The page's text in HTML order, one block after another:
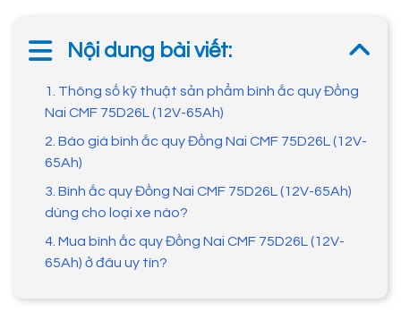
Nội dung bài viết:
1. Thông số kỹ thuật sản phẩm bình ắc quy Đồng
Nai CMF 75D26L (12V-65Ah)
2. Báo giá bình ắc quy Đồng Nai CMF 75D26L (12V-
65Ah)
3. Bình ắc quy Đồng Nai CMF 75D26L (12V-65Ah)
dùng cho loại xe nào?
4. Mua bình ắc quy Đồng Nai CMF 75D26L (12V-
65Ah) ở đâu uy tín?